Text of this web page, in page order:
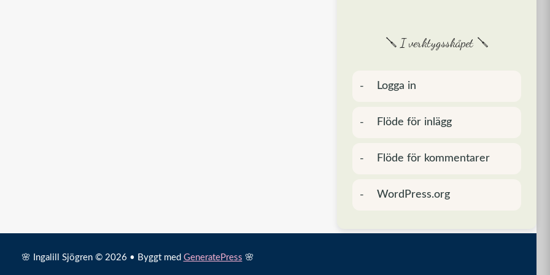
🪛 I verktygsskåpet 🪛
Logga in
Flöde för inlägg
Flöde för kommentarer
WordPress.org
🌸 Ingalill Sjögren © 2026 • Byggt med GeneratePress 🌸